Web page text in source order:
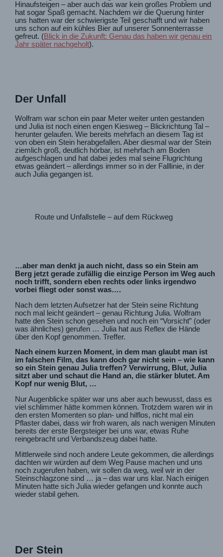
Hinaufsteigen – aber auch das war kein großes Problem und
hat sogar Spaß gemacht. Nachdem wir die Querung hinter
uns hatten war der schwierigste Teil geschafft und wir haben
uns schon auf ein kühles Bier auf unserer Sonnenterrasse
gefreut. (Blick in die Zukunft: Genau das haben wir genau ein
Jahr später nachgeholt).
Der Unfall
Wolfram war schon ein paar Meter weiter unten gestanden
und Julia ist noch einen engen Kiesweg – Blickrichtung Tal –
herunter gelaufen. Wie bereits mehrfach an diesem Tag ist
von oben ein Stein herabgefallen. Aber diesmal war der Stein
ziemlich groß, deutlich hörbar, ist mehrfach am Boden
aufgeschlagen und hat dabei jedes mal seine Flugrichtung
etwas geändert – allerdings immer so in der Falllinie, in der
auch Julia gegangen ist.
Route und Unfallstelle – auf dem Rückweg
…aber man denkt ja auch nicht, dass so ein Stein am
Berg jetzt gerade zufällig die einzige Person im Weg auch
noch trifft, sondern eben rechts oder links irgendwo
vorbei fliegt oder sonst was….
Nach dem letzten Aufsetzer hat der Stein seine Richtung
noch mal leicht geändert – genau Richtung Julia. Wolfram
hatte den Stein schon gesehen und noch ein “Vorsicht” (oder
was ähnliches) gerufen … Julia hat aus Reflex die Hände
über den Kopf genommen. Treffer.
Nach einem kurzen Moment, in dem man glaubt man ist
im falschen Film, das kann doch gar nicht sein – wie kann
so ein Stein genau Julia treffen? Verwirrung, Blut, Julia
sitzt aber und schaut die Hand an, die stärker blutet. Am
Kopf nur wenig Blut, …
Nur Augenblicke später war uns aber auch bewusst, dass es
viel schlimmer hätte kommen können. Trotzdem waren wir in
den ersten Momenten so plan- und hilflos, nicht mal ein
Pflaster dabei, dass wir froh waren, als nach wenigen Minuten
bereits der erste Bergsteiger bei uns war, etwas Ruhe
reingebracht und Verbandszeug dabei hatte.
Mittlerweile sind noch andere Leute gekommen, die allerdings
dachten wir würden auf dem Weg Pause machen und uns
noch zugerufen haben, wir sollen da weg, weil wir in der
Steinschlagzone sind … ja – das war uns klar. Nach einigen
Minuten hatte sich Julia wieder gefangen und konnte auch
wieder stabil gehen.
Der Stein